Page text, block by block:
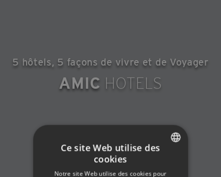
5 hôtels, 5 façons de vivre et de Voyager
AMIC HOTELS
Ce site Web utilise des
cookies
Notre site Web utilise des cookies pour